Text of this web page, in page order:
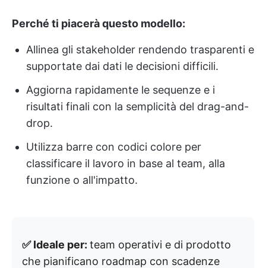
Perché ti piacerà questo modello:
Allinea gli stakeholder rendendo trasparenti e
supportate dai dati le decisioni difficili.
Aggiorna rapidamente le sequenze e i
risultati finali con la semplicità del drag-and-
drop.
Utilizza barre con codici colore per
classificare il lavoro in base al team, alla
funzione o all'impatto.
✅ Ideale per: team operativi e di prodotto
che pianificano roadmap con scadenze